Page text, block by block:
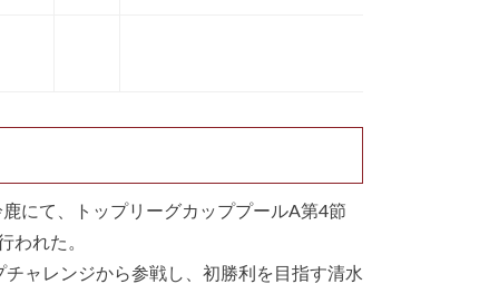
にて、トップリーグカッププールA第4節
われた。
ャレンジから参戦し、初勝利を目指す清水